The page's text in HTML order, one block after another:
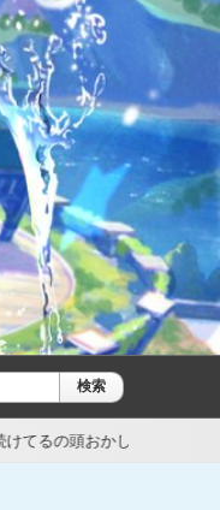
検索
るで1日前【原神】マグロヘ